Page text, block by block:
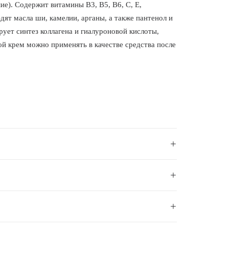
Содержит витамины B3, B5, B6, C, E,
масла ши, камелии, арганы, а также пантенол и
синтез коллагена и гиалуроновой кислоты,
крем можно применять в качестве средства после